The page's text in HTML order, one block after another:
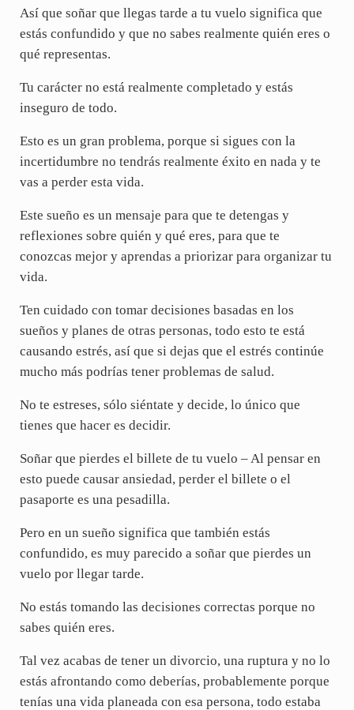
Así que soñar que llegas tarde a tu vuelo significa que
estás confundido y que no sabes realmente quién eres o
qué representas.
Tu carácter no está realmente completado y estás
inseguro de todo.
Esto es un gran problema, porque si sigues con la
incertidumbre no tendrás realmente éxito en nada y te
vas a perder esta vida.
Este sueño es un mensaje para que te detengas y
reflexiones sobre quién y qué eres, para que te
conozcas mejor y aprendas a priorizar para organizar tu
vida.
Ten cuidado con tomar decisiones basadas en los
sueños y planes de otras personas, todo esto te está
causando estrés, así que si dejas que el estrés continúe
mucho más podrías tener problemas de salud.
No te estreses, sólo siéntate y decide, lo único que
tienes que hacer es decidir.
Soñar que pierdes el billete de tu vuelo – Al pensar en
esto puede causar ansiedad, perder el billete o el
pasaporte es una pesadilla.
Pero en un sueño significa que también estás
confundido, es muy parecido a soñar que pierdes un
vuelo por llegar tarde.
No estás tomando las decisiones correctas porque no
sabes quién eres.
Tal vez acabas de tener un divorcio, una ruptura y no lo
estás afrontando como deberías, probablemente porque
tenías una vida planeada con esa persona, todo estaba